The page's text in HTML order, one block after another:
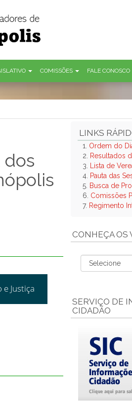
COMISSÕES FALE CONOSCO
dos
Justiça
LINKS
1. Ordem do
2.
Resultados
3.
Lista de
4. Pauta das
5. Busca de
6. Comissões
7. Regimento
CONHEÇA OS
SERVIÇO DE
CIDADÃO